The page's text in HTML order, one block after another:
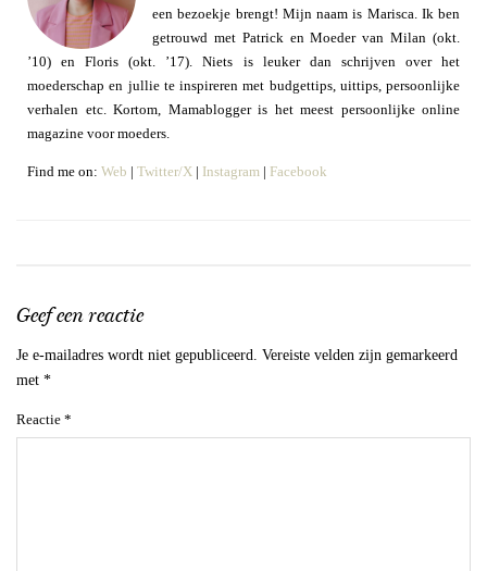
een bezoekje brengt! Mijn naam is Marisca. Ik ben
getrouwd met Patrick en Moeder van Milan (okt.
’10) en Floris (okt. ’17). Niets is leuker dan schrijven over het
moederschap en jullie te inspireren met budgettips, uittips, persoonlijke
verhalen etc. Kortom, Mamablogger is het meest persoonlijke online
magazine voor moeders.
Find me on: Web | Twitter/X | Instagram | Facebook
Geef een reactie
Je e-mailadres wordt niet gepubliceerd. Vereiste velden zijn gemarkeerd
met *
Reactie *